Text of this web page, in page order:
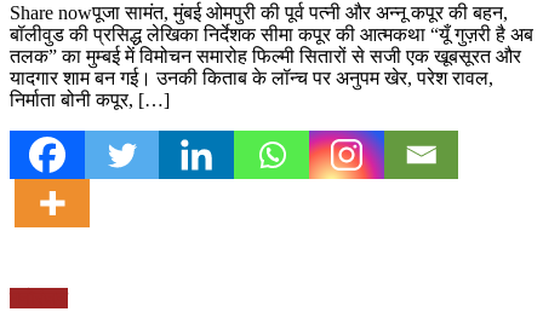
Share nowपूजा सामंत, मुंबई ओमपुरी की पूर्व पत्नी और अन्नू कपूर की बहन,
बॉलीवुड की प्रसिद्ध लेखिका निर्देशक सीमा कपूर की आत्मकथा “यूँ गुज़री है अब
तलक” का मुम्बई में विमोचन समारोह फिल्मी सितारों से सजी एक खूबसूरत और
यादगार शाम बन गई। उनकी किताब के लॉन्च पर अनुपम खेर, परेश रावल,
निर्माता बोनी कपूर, […]